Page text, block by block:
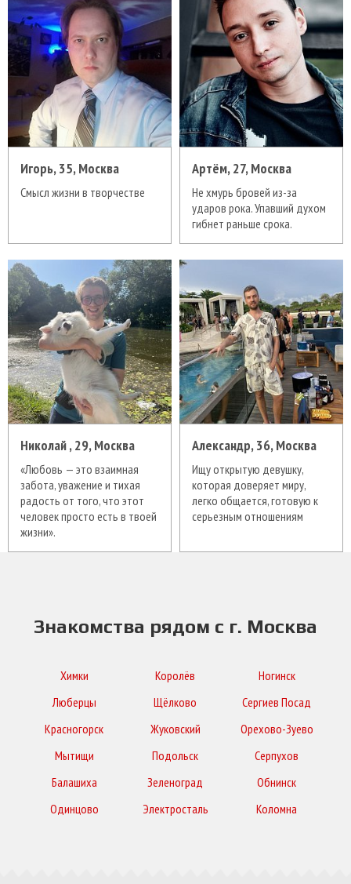
Игорь, 35, Москва
Смысл жизни в творчестве
Артём, 27, Москва
Не хмурь бровей из-за
ударов рока. Упавший духом
гибнет раньше срока.
Николай , 29, Москва
«Любовь — это взаимная
забота, уважение и тихая
радость от того, что этот
человек просто есть в твоей
жизни».
Александр, 36, Москва
Ищу открытую девушку,
которая доверяет миру,
легко общается, готовую к
серьезным отношениям
Знакомства рядом с г. Москва
Химки
Люберцы
Красногорск
Мытищи
Балашиха
Одинцово
Королёв
Щёлково
Жуковский
Подольск
Зеленоград
Электросталь
Ногинск
Сергиев Посад
Орехово-Зуево
Серпухов
Обнинск
Коломна